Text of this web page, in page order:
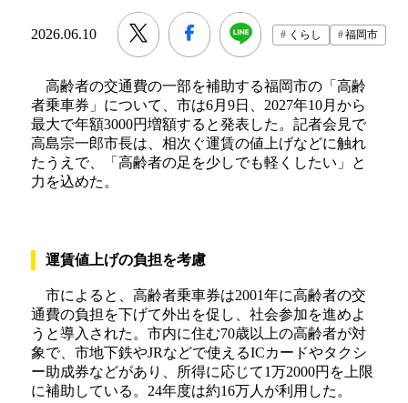
2026.06.10 くらし 福岡市
高齢者の交通費の一部を補助する福岡市の「高齢
者乗車券」について、市は6月9日、2027年10月から
最大で年額3000円増額すると発表した。記者会見で
高島宗一郎市長は、相次ぐ運賃の値上げなどに触れ
たうえで、「高齢者の足を少しでも軽くしたい」と
力を込めた。
運賃値上げの負担を考慮
市によると、高齢者乗車券は2001年に高齢者の交
通費の負担を下げて外出を促し、社会参加を進めよ
うと導入された。市内に住む70歳以上の高齢者が対
象で、市地下鉄やJRなどで使えるICカードやタクシ
ー助成券などがあり、所得に応じて1万2000円を上限
に補助している。24年度は約16万人が利用した。